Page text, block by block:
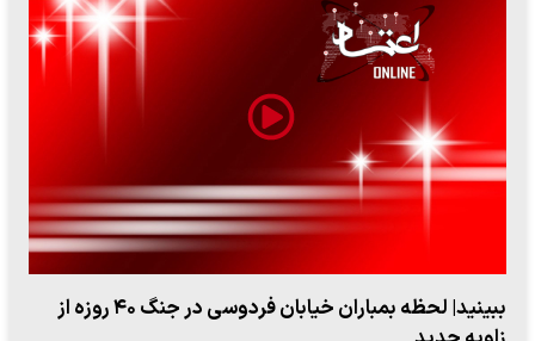
ببینید| لحظه بمباران خیابان فردوسی در جنگ ۴۰ روزه از